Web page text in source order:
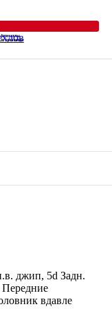
джип, 5d Задн.
Передние
вдавле